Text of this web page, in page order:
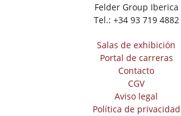
Felder Group Iberica
Tel.: +34 93 719 4882
Salas de exhibición
Portal de carreras
Contacto
CGV
Aviso legal
Política de privacidad